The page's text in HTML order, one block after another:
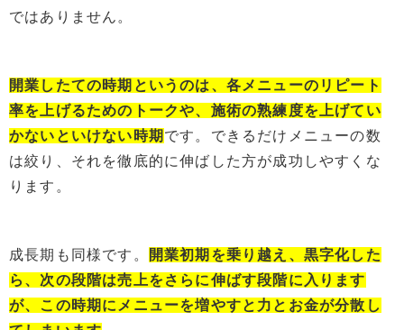
ではありません。
開業したての時期というのは、各メニューのリピート
率を上げるための トークや、施術の熟練度を上げてい
かないといけない時期 です。できるだけメニューの数
は絞り、それを徹底的に伸ばした方が成功しやすくな
ります。
成長期も同様です。
開業初期を乗り越え、黒字化した
ら、次の段階は売上をさらに伸ばす段階に入ります
が、この時期にメニューを増やすと力とお金が分散し